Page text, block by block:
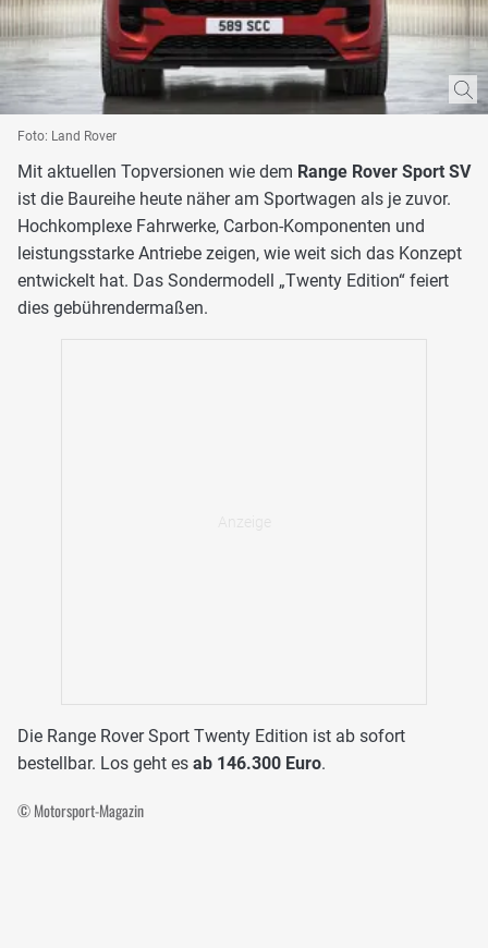
Foto: Land Rover
Mit aktuellen Topversionen wie dem Range Rover Sport SV
ist die Baureihe heute näher am Sportwagen als je zuvor.
Hochkomplexe Fahrwerke, Carbon-Komponenten und
leistungsstarke Antriebe zeigen, wie weit sich das Konzept
entwickelt hat. Das Sondermodell „Twenty Edition“ feiert
dies gebührendermaßen.
Die Range Rover Sport Twenty Edition ist ab sofort
bestellbar. Los geht es ab 146.300 Euro.
© Motorsport-Magazin